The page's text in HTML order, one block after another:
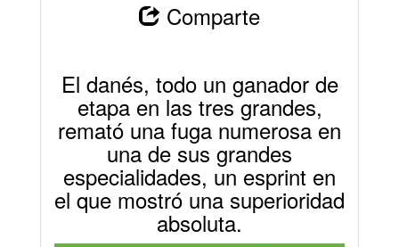
Comparte
El danés, todo un ganador de
etapa en las tres grandes,
remató una fuga numerosa en
una de sus grandes
especialidades, un esprint en
el que mostró una superioridad
absoluta.